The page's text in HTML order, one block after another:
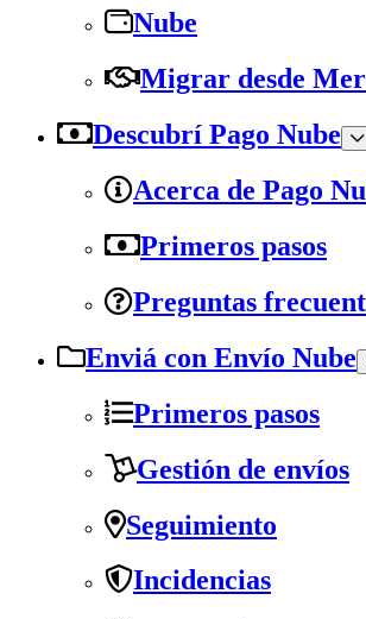
Nube
Migrar desde
Descubrí Pago Nube
Acerca de Pago
Primeros pasos
Preguntas
Enviá con Envío Nube
Primeros pasos
Gestión de envíos
Seguimiento
Incidencias